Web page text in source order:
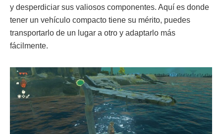
y desperdiciar sus valiosos componentes. Aquí es donde
tener un vehículo compacto tiene su mérito, puedes
transportarlo de un lugar a otro y adaptarlo más
fácilmente.